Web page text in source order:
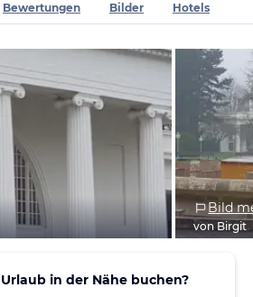
Bewertungen Bilder Hotels
Bild
von Birgit
in der Nähe buchen?